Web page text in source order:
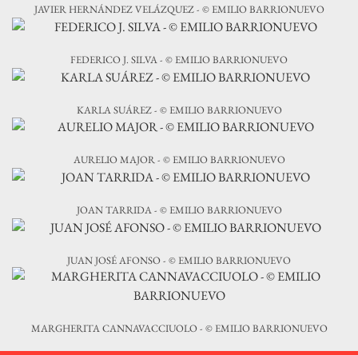
JAVIER HERNÁNDEZ VELÁZQUEZ - © EMILIO BARRIONUEVO
FEDERICO J. SILVA - © EMILIO BARRIONUEVO
KARLA SUÁREZ - © EMILIO BARRIONUEVO
AURELIO MAJOR - © EMILIO BARRIONUEVO
JOAN TARRIDA - © EMILIO BARRIONUEVO
JUAN JOSÉ AFONSO - © EMILIO BARRIONUEVO
MARGHERITA CANNAVACCIUOLO - © EMILIO BARRIONUEVO